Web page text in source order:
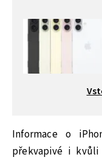
Informace o
překvapivé i